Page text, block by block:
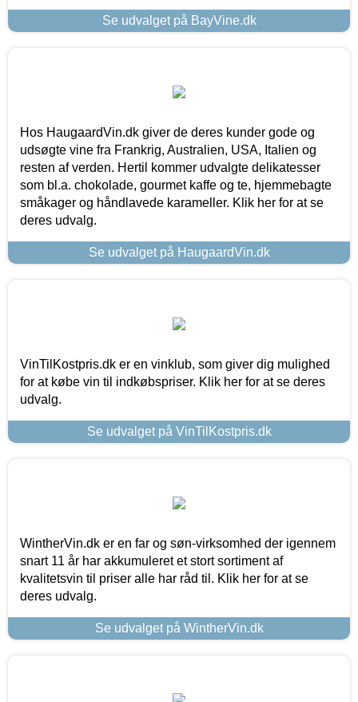
Se udvalget på BayVine.dk
Hos HaugaardVin.dk giver de deres kunder gode og
udsøgte vine fra Frankrig, Australien, USA, Italien og
resten af verden. Hertil kommer udvalgte delikatesser
som bl.a. chokolade, gourmet kaffe og te, hjemmebagte
småkager og håndlavede karameller. Klik her for at se
deres udvalg.
Se udvalget på HaugaardVin.dk
VinTilKostpris.dk er en vinklub, som giver dig mulighed
for at købe vin til indkøbspriser. Klik her for at se deres
udvalg.
Se udvalget på VinTilKostpris.dk
WintherVin.dk er en far og søn-virksomhed der igennem
snart 11 år har akkumuleret et stort sortiment af
kvalitetsvin til priser alle har råd til. Klik her for at se
deres udvalg.
Se udvalget på WintherVin.dk